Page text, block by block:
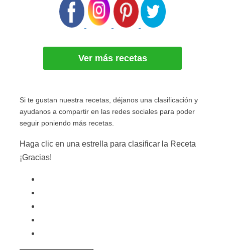
Ver más recetas
Si te gustan nuestra recetas, déjanos una clasificación y
ayudanos a compartir en las redes sociales para poder
seguir poniendo más recetas.
Haga clic en una estrella para clasificar la Receta
¡Gracias!